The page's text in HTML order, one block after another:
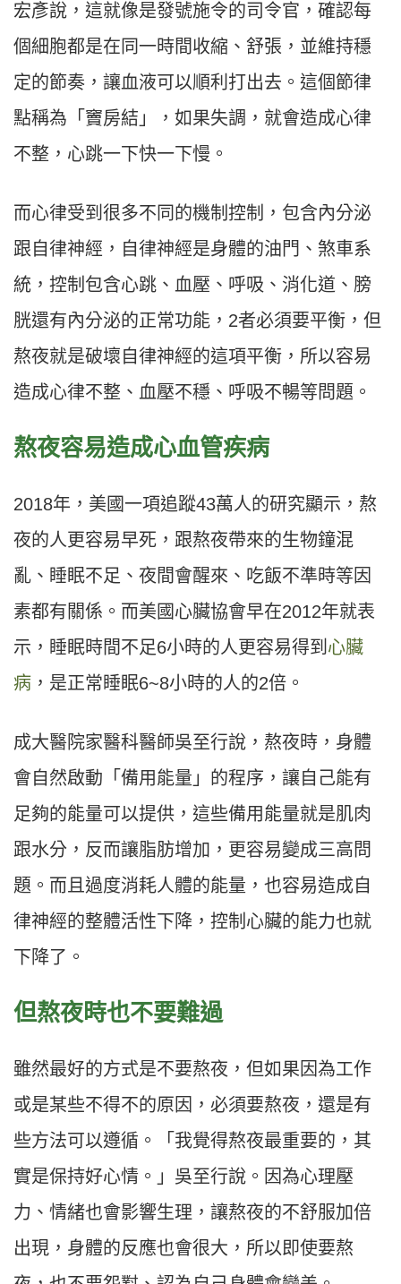
宏彥說，這就像是發號施令的司令官，確認每
個細胞都是在同一時間收縮、舒張，並維持穩
定的節奏，讓血液可以順利打出去。這個節律
點稱為「竇房結」，如果失調，就會造成心律
不整，心跳一下快一下慢。
而心律受到很多不同的機制控制，包含內分泌
跟自律神經，自律神經是身體的油門、煞車系
統，控制包含心跳、血壓、呼吸、消化道、膀
胱還有內分泌的正常功能，2者必須要平衡，但
熬夜就是破壞自律神經的這項平衡，所以容易
造成心律不整、血壓不穩、呼吸不暢等問題。
熬夜容易造成心血管疾病
2018年，美國一項追蹤43萬人的研究顯示，熬
夜的人更容易早死，跟熬夜帶來的生物鐘混
亂、睡眠不足、夜間會醒來、吃飯不準時等因
素都有關係。而美國心臟協會早在2012年就表
示，睡眠時間不足6小時的人更容易得到 心臟
病 ，是正常睡眠6~8小時的人的2倍。
成大醫院家醫科醫師吳至行說，熬夜時，身體
會自然啟動「備用能量」的程序，讓自己能有
足夠的能量可以提供，這些備用能量就是肌肉
跟水分，反而讓脂肪增加，更容易變成三高問
題。而且過度消耗人體的能量，也容易造成自
律神經的整體活性下降，控制心臟的能力也就
下降了。
但熬夜時也不要難過
雖然最好的方式是不要熬夜，但如果因為工作
或是某些不得不的原因，必須要熬夜，還是有
些方法可以遵循。「我覺得熬夜最重要的，其
實是保持好心情。」吳至行說。因為心理壓
力、情緒也會影響生理，讓熬夜的不舒服加倍
出現，身體的反應也會很大，所以即使要熬